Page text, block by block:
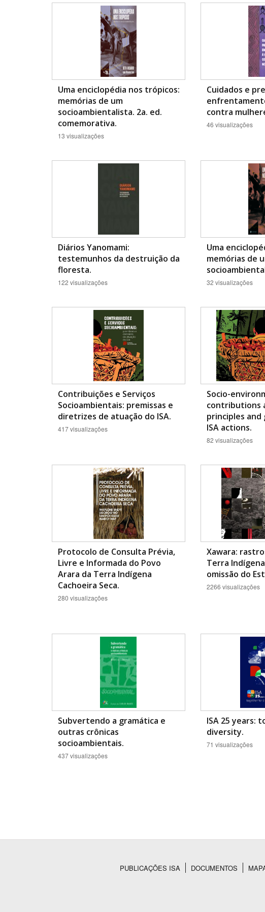
Área de Levantamento
Uma enciclopédia nos trópicos:
memórias de um
socioambientalista. 2a. ed.
comemorativa.
13 visualizações
Cuidados e
contra
46 visualizações
Diários Yanomami:
testemunhos da destruição da
floresta.
122 visualizações
Uma
memórias de
32 visualizações
Contribuições e Serviços
Socioambientais: premissas e
diretrizes de atuação do ISA.
417 visualizações
Socio-
contributions
principles
ISA actions.
82 visualizações
Protocolo de Consulta Prévia,
Livre e Informada do Povo
Arara da Terra Indígena
Cachoeira Seca.
280 visualizações
Xawara:
Terra
omissão do
2266 visualizações
Subvertendo a gramática e
outras crônicas
socioambientais.
437 visualizações
ISA 25 years:
diversity.
71 visualizações
PUBLICAÇÕES ISA DOCUMENTOS